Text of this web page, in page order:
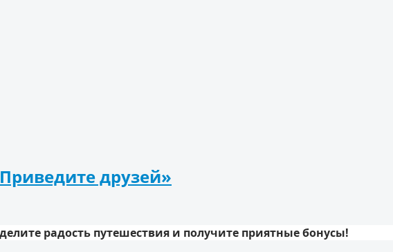
друзей»
радость путешествия и получите приятные бонусы!